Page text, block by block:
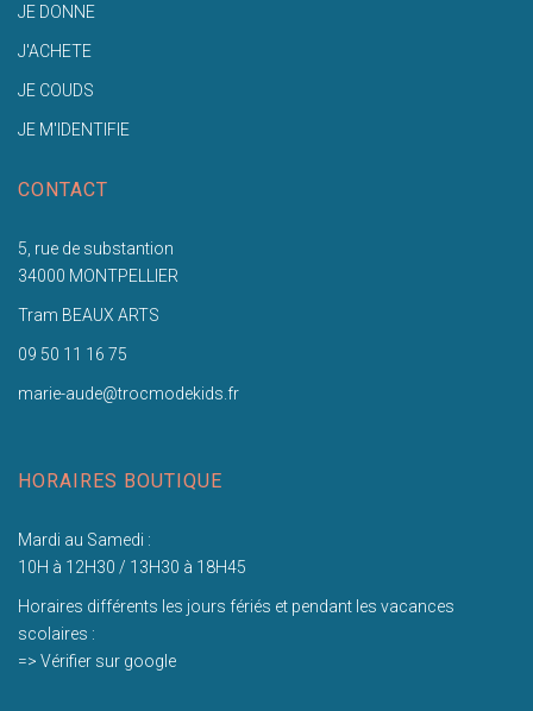
JE DONNE
J'ACHETE
JE COUDS
JE M'IDENTIFIE
CONTACT
5, rue de substantion
34000 MONTPELLIER
Tram BEAUX ARTS
09 50 11 16 75
marie-aude@trocmodekids.fr
HORAIRES BOUTIQUE
Mardi au Samedi :
10H à 12H30 / 13H30 à 18H45
Horaires différents les jours fériés et pendant les vacances
scolaires :
=> Vérifier sur google